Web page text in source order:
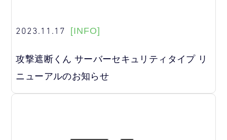
2023.11.17 [INFO]
攻撃遮断くん サーバーセキュリティタイプ リ
ニューアルのお知らせ